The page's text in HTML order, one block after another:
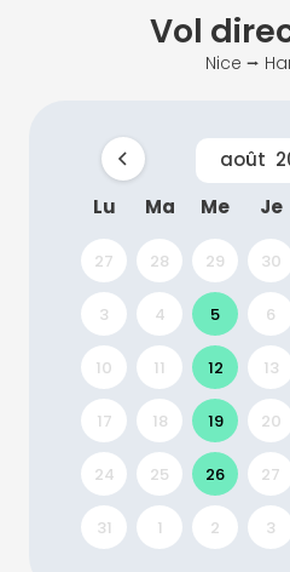
Vol
Nice ⭢
août
Lu
Ma Me Je
27 28 29 30
3 4 5 6
10 11 12 13
17 18 19 20
24 25 26 27
31 1 2 3